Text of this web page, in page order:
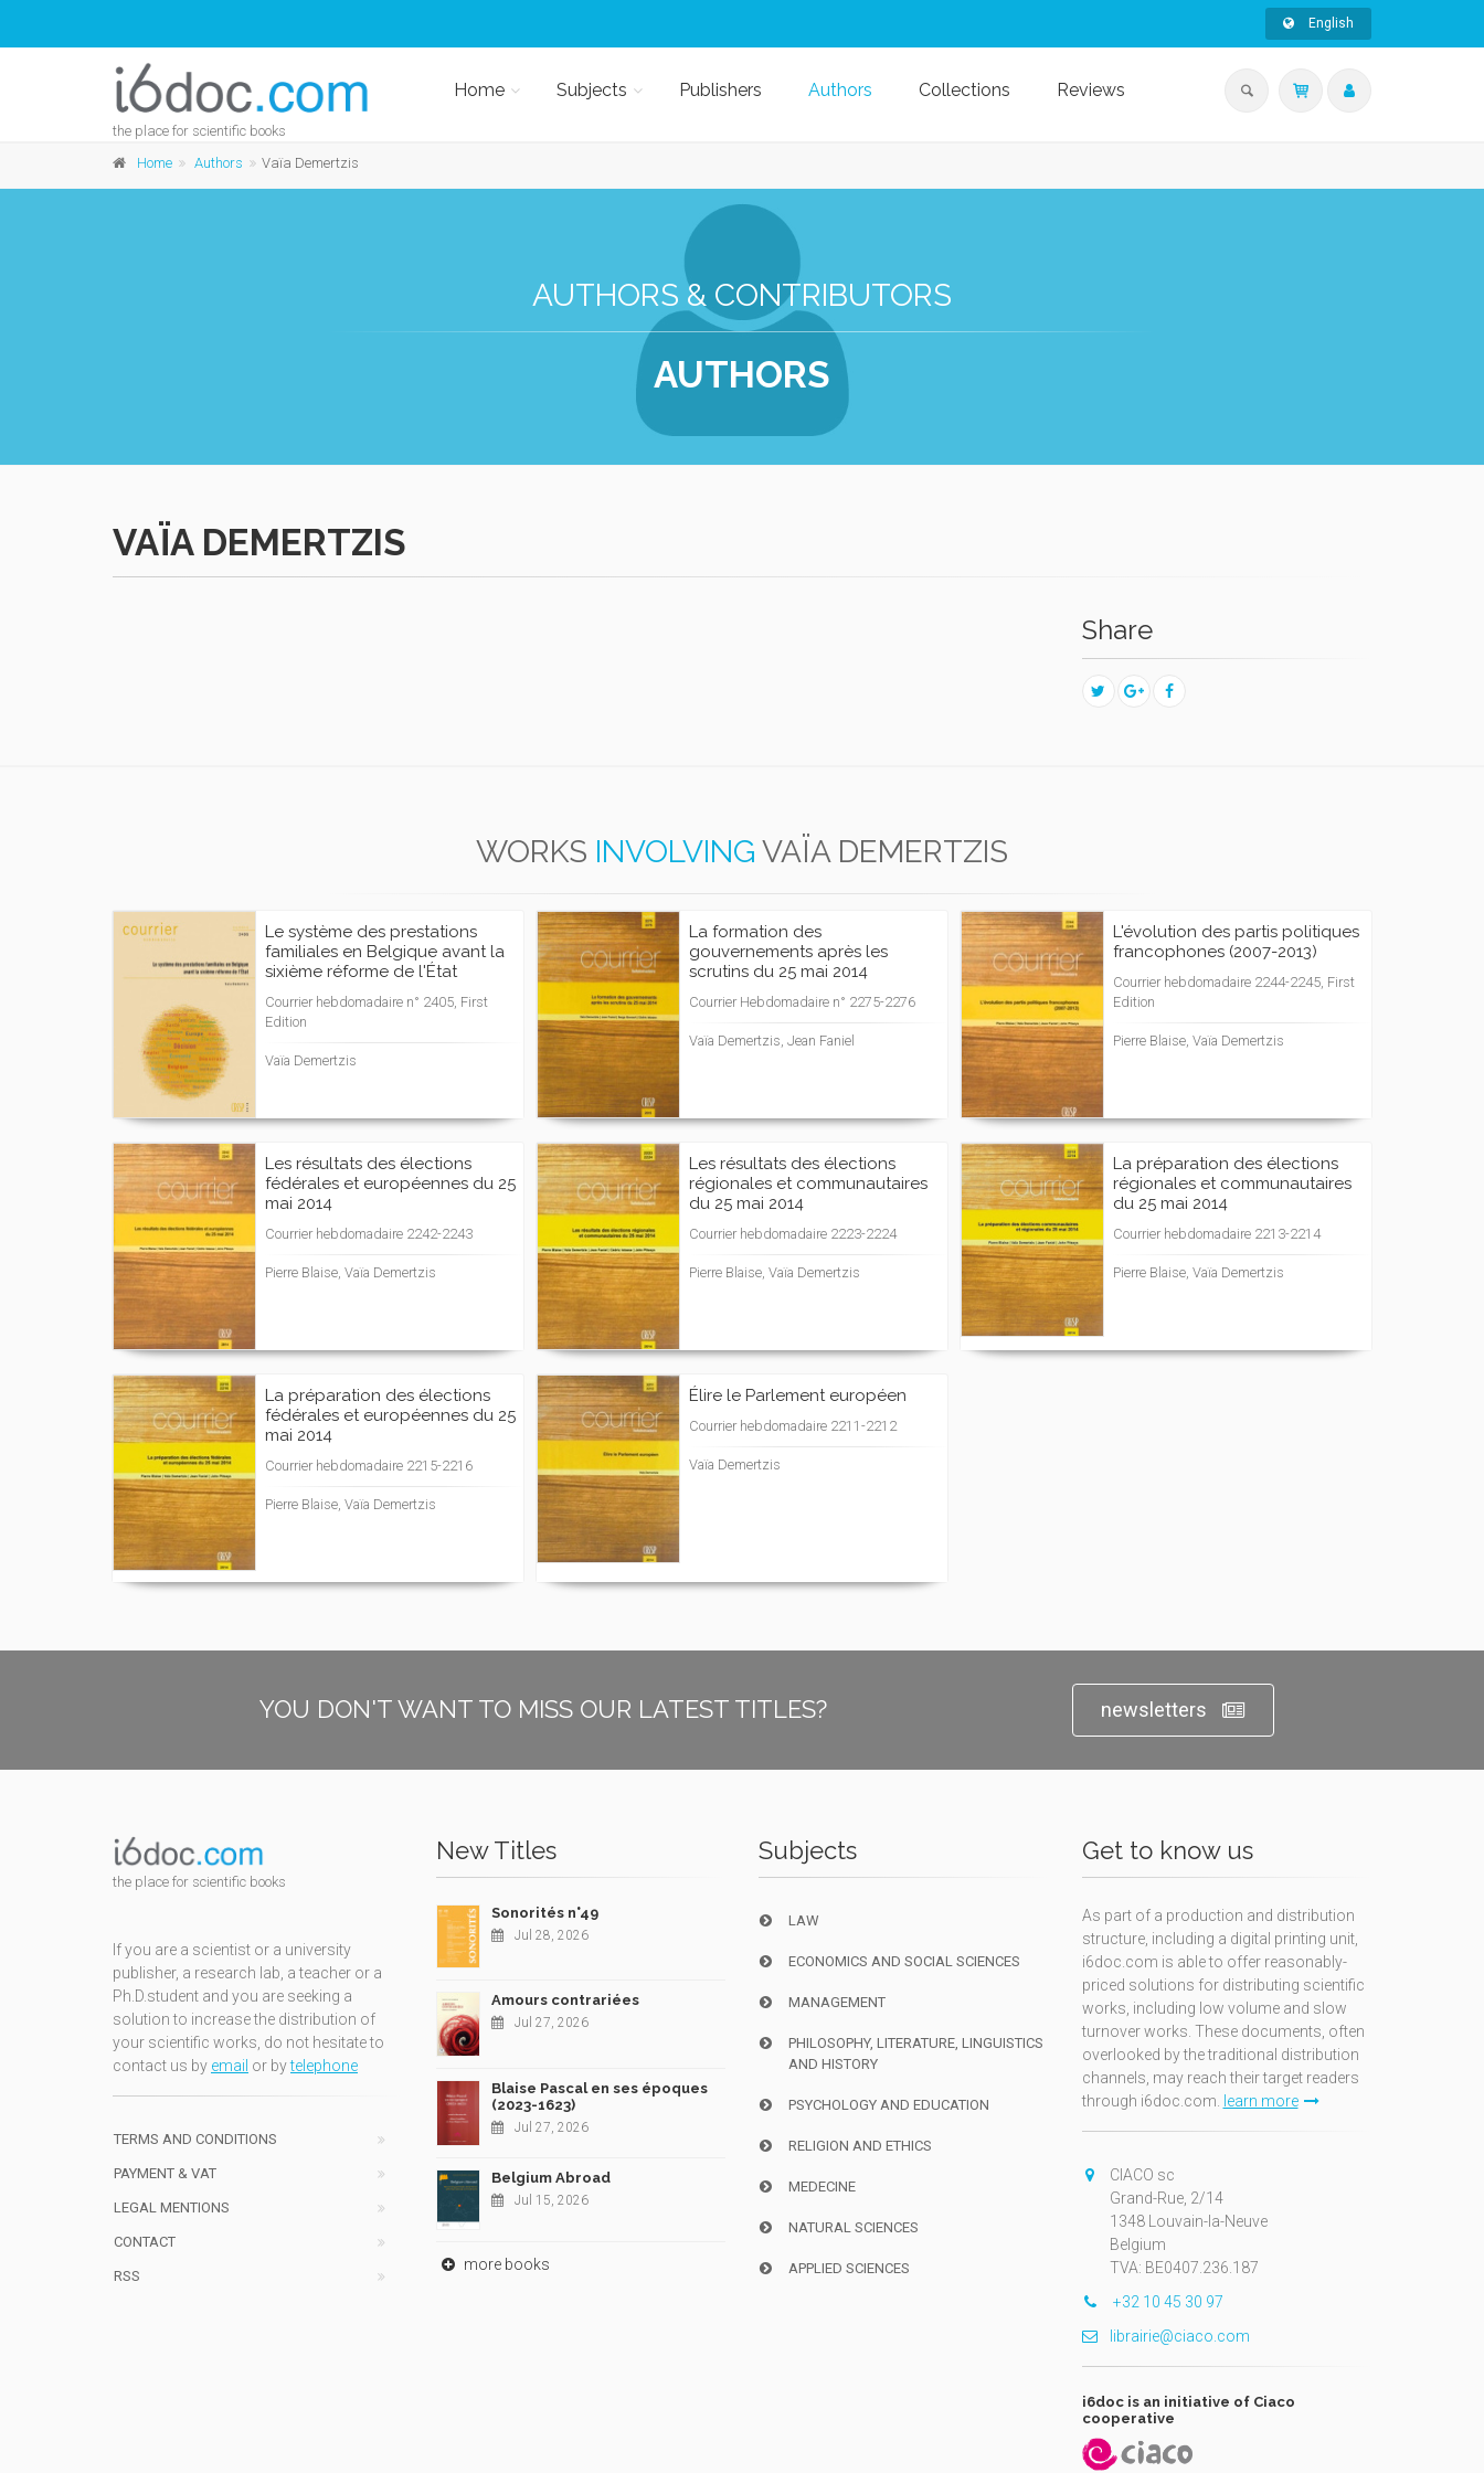
English
the place for scientific books
Home Subjects Publishers Authors Collections Reviews
Home Authors Vaïa Demertzis
AUTHORS & CONTRIBUTORS
AUTHORS
VAÏA DEMERTZIS
Share
WORKS INVOLVING VAÏA DEMERTZIS
Le système des prestations
familiales en Belgique avant la
sixième réforme de l'État
Courrier hebdomadaire n° 2405, First
Edition
Vaïa Demertzis
La formation des
gouvernements après les
scrutins du 25 mai 2014
Courrier Hebdomadaire n° 2275-2276
Vaïa Demertzis, Jean Faniel
L'évolution des partis politiques
francophones (2007-2013)
Courrier hebdomadaire 2244-2245, First
Edition
Pierre Blaise, Vaïa Demertzis
Les résultats des élections
fédérales et européennes du 25
mai 2014
Courrier hebdomadaire 2242-2243
Pierre Blaise, Vaïa Demertzis
Les résultats des élections
régionales et communautaires
du 25 mai 2014
Courrier hebdomadaire 2223-2224
Pierre Blaise, Vaïa Demertzis
La préparation des élections
régionales et communautaires
du 25 mai 2014
Courrier hebdomadaire 2213-2214
Pierre Blaise, Vaïa Demertzis
La préparation des élections
fédérales et européennes du 25
mai 2014
Courrier hebdomadaire 2215-2216
Pierre Blaise, Vaïa Demertzis
Élire le Parlement européen
Courrier hebdomadaire 2211-2212
Vaïa Demertzis
YOU DON'T WANT TO MISS OUR LATEST TITLES? newsletters
the place for scientific books
If you are a scientist or a university
publisher, a research lab, a teacher or a
Ph.D.student and you are seeking a
solution to increase the distribution of
your scientific works, do not hesitate to
contact us by email or bytelephone
TERMS AND CONDITIONS
PAYMENT & VAT
LEGAL MENTIONS
CONTACT
RSS
New Titles
Sonorités n°49
Jul 28, 2026
Amours contrariées
Jul 27, 2026
Blaise Pascal en ses époques
(2023-1623)
Jul 27, 2026
Belgium Abroad
Jul 15, 2026
more books
Subjects
LAW
ECONOMICS AND SOCIAL SCIENCES
MANAGEMENT
PHILOSOPHY, LITERATURE, LINGUISTICS
AND HISTORY
PSYCHOLOGY AND EDUCATION
RELIGION AND ETHICS
MEDECINE
NATURAL SCIENCES
APPLIED SCIENCES
Get to know us
As part of a production and distribution
structure, including a digital printing unit,
i6doc.com is able to offer reasonably-
priced solutions for distributing scientific
works, including low volume and slow
turnover works. These documents, often
overlooked by the traditional distribution
channels, may reach their target readers
through i6doc.com.
learn more
CIACO sc
Grand-Rue, 2/14
1348 Louvain-la-Neuve
Belgium
TVA: BE0407.236.187
+32 10 45 30 97
librairie@ciaco.com
i6doc is an initiative of Ciaco
cooperative